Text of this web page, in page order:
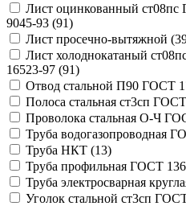
Лист оцинкованный ст08пс
9045-93 (91)
Лист просечно-вытяжной (
Лист холоднокатаный
16523-97 (91)
Отвод стальной П90 ГОСТ
Полоса стальная ст3сп
Проволока стальная О-Ч
Труба водогазопроводная
Труба НКТ (13)
Труба профильная ГОСТ
Труба электросварная
Уголок стальной ст3сп